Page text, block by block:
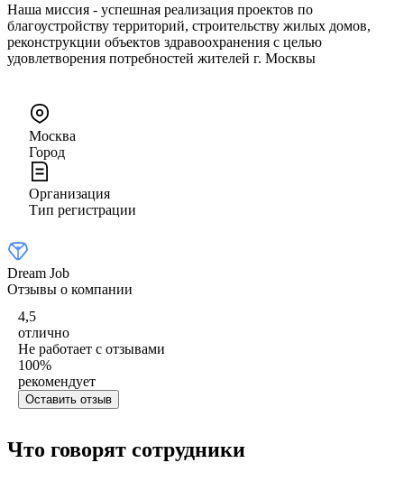
Наша миссия - успешная реализация проектов по
благоустройству территорий, строительству жилых домов,
реконструкции объектов здравоохранения с целью
удовлетворения потребностей жителей г. Москвы
Москва
Город
Организация
Тип регистрации
Dream Job
Отзывы о компании
4,5
отлично
Не работает с отзывами
100%
рекомендует
Оставить отзыв
Что говорят сотрудники